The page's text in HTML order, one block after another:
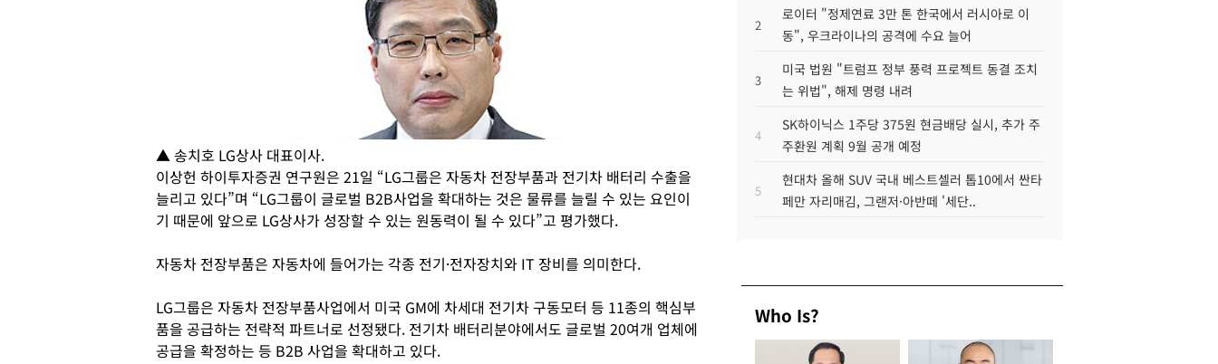
▲ 송치호 LG상사 대표이사.
이상헌 하이투자증권 연구원은 21일 “LG그룹은 자동차 전장부품과 전기차 배터리 수출을
늘리고 있다”며 “LG그룹이 글로벌 B2B사업을 확대하는 것은 물류를 늘릴 수 있는 요인이
기 때문에 앞으로 LG상사가 성장할 수 있는 원동력이 될 수 있다”고 평가했다.
자동차 전장부품은 자동차에 들어가는 각종 전기·전자장치와 IT 장비를 의미한다.
LG그룹은 자동차 전장부품사업에서 미국 GM에 차세대 전기차 구동모터 등 11종의 핵심부
품을 공급하는 전략적 파트너로 선정됐다. 전기차 배터리분야에서도 글로벌 20여개 업체에
공급을 확정하는 등 B2B 사업을 확대하고 있다.
2
로이터 "정제연료 3만 톤 한국에서 러시아로 이
동", 우크라이나의 공격에 수요 늘어
3
미국 법원 "트럼프 정부 풍력 프로젝트 동결 조치
는 위법", 해제 명령 내려
4
SK하이닉스 1주당 375원 현금배당 실시, 추가 주
주환원 계획 9월 공개 예정
5
현대차 올해 SUV 국내 베스트셀러 톱10에서 싼타
페만 자리매김, 그랜저·아반떼 '세단..
Who Is?